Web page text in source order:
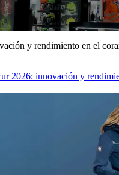
y rendimiento en el
2026: innovación y